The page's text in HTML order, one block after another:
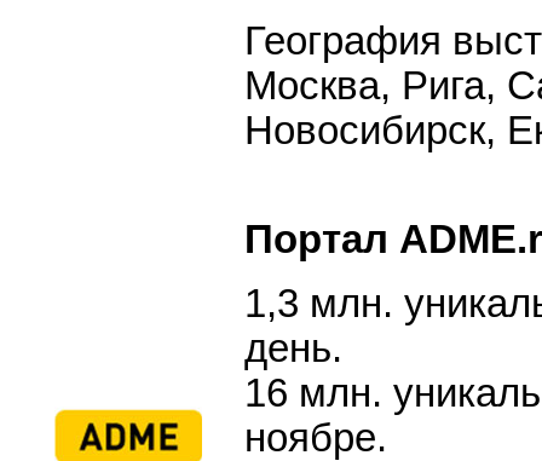
География
Москва, Рига,
Новосибирск,
Портал
1,3 млн.
день.
16 млн.
ноябре.